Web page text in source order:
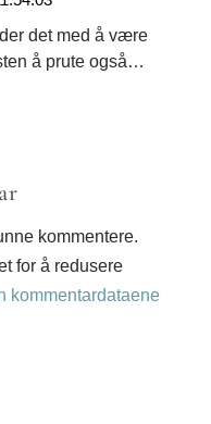
det med å være
å prute også…
kommentere.
for å redusere
kommentardataene